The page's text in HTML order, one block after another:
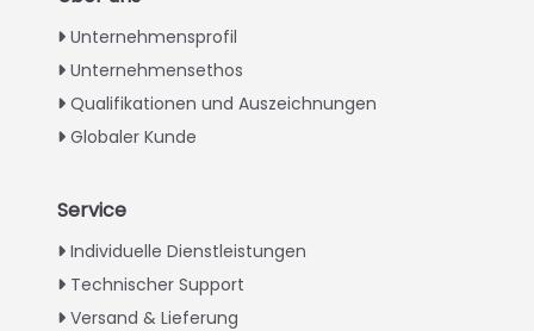
Unternehmensprofil
Unternehmensethos
Qualifikationen und Auszeichnungen
Globaler Kunde
Service
Individuelle Dienstleistungen
Technischer Support
Versand & Lieferung